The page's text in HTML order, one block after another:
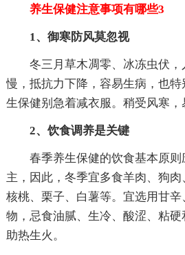
养生保健注意事项有哪些3
1、御寒防风莫忽视
冬三月草木凋零、冰冻虫伏
慢，抵抗力下降，容易生病，也
生保健别急着减衣服。稍受风寒，
2、饮食调养是关键
春季养生保健的饮食基本原则
主，因此，冬季宜多食羊肉、狗肉
核桃、栗子、白薯等。宜选用甘
物，忌食油腻、生冷、酸涩、粘
助热生火。